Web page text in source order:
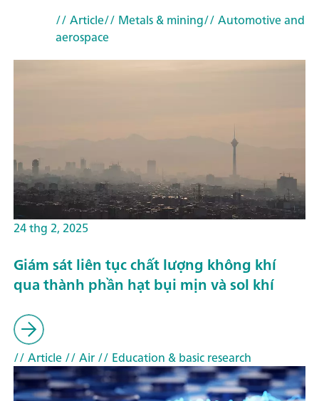
// Article// Metals & mining// Automotive and
aerospace
24 thg 2, 2025
Giám sát liên tục chất lượng không khí
qua thành phần hạt bụi mịn và sol khí
// Article// Air// Education & basic research